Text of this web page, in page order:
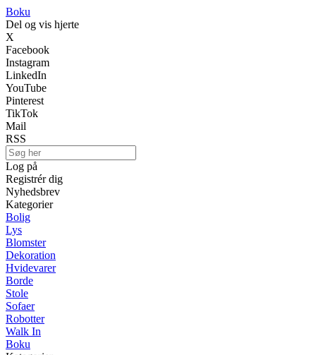
Boku
Del og vis hjerte
X
Facebook
Instagram
LinkedIn
YouTube
Pinterest
TikTok
Mail
RSS
Log på
Registrér dig
Nyhedsbrev
Kategorier
Bolig
Lys
Blomster
Dekoration
Hvidevarer
Borde
Stole
Sofaer
Robotter
Walk In
Boku